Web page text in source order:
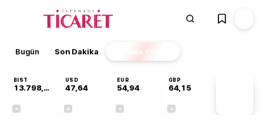
Bugün Son Dakika Finans EKSTRA
BIST
13.798,82
USD
47,64
EUR
54,94
GBP
64,15